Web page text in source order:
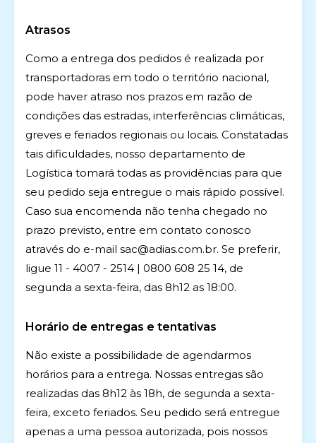
Atrasos
Como a entrega dos pedidos é realizada por
transportadoras em todo o território nacional,
pode haver atraso nos prazos em razão de
condições das estradas, interferências climáticas,
greves e feriados regionais ou locais. Constatadas
tais dificuldades, nosso departamento de
Logística tomará todas as providências para que
seu pedido seja entregue o mais rápido possível.
Caso sua encomenda não tenha chegado no
prazo previsto, entre em contato conosco
através do e-mail sac@adias.com.br. Se preferir,
ligue 11 - 4007 - 2514 | 0800 608 25 14, de
segunda a sexta-feira, das 8h12 as 18:00.
Horário de entregas e tentativas
Não existe a possibilidade de agendarmos
horários para a entrega. Nossas entregas são
realizadas das 8h12 às 18h, de segunda a sexta-
feira, exceto feriados. Seu pedido será entregue
apenas a uma pessoa autorizada, pois nossos